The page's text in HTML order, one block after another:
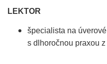
LEKTOR
špecialista na
s dlhoročnou praxou